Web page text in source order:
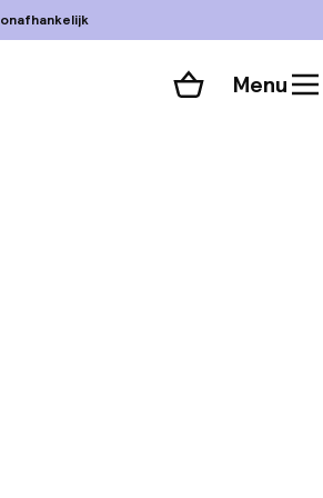
onafhankelijk
Winkelmand
Menu